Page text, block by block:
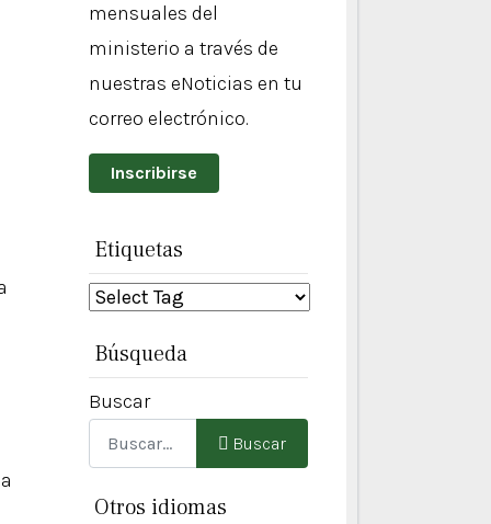
mensuales del
ministerio a través de
nuestras eNoticias en tu
correo electrónico.
Inscribirse
Etiquetas
Búsqueda
Buscar
Buscar
Otros idiomas